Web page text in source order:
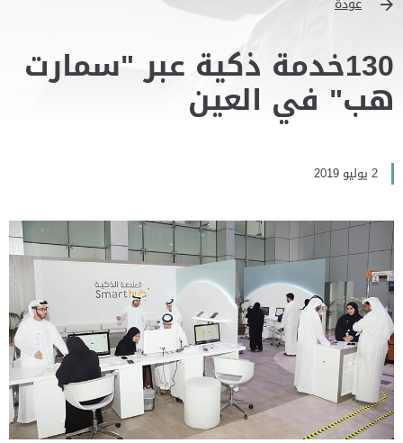
130خدمة ذكية عبر "سمارت
هب" في العين
2 يوليو 2019